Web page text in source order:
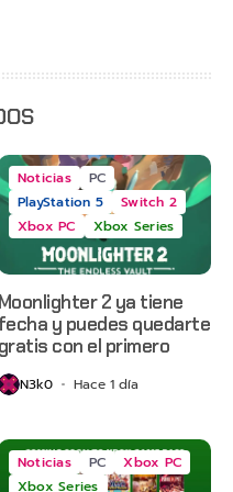
Noticias
PC
PlayStation 5
Switch 2
Xbox PC
Xbox Series
Moonlighter 2 ya tiene
fecha y puedes quedarte
gratis con el primero
N3k0 Hace 1 día
Noticias PC
Xbox PC
Xbox Series